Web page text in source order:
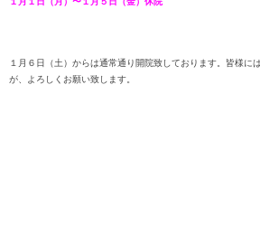
１月６日（土）からは通常通り開院致しております。皆様に
が、よろしくお願い致します。